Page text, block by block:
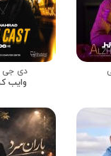
دی جی
وایب